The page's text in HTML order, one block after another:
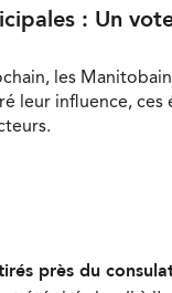
: Un
les
leur influence,
près du